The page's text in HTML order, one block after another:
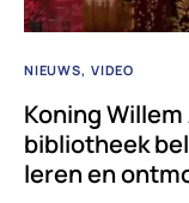
NIEUWS VIDEO
Koning
bibliotheek
leren en